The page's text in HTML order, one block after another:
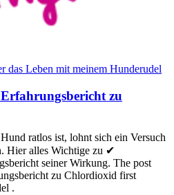
das Leben mit meinem Hunderudel
zu
ratlos ist, lohnt sich ein Versuch
Hier alles Wichtige zu ✔
seiner Wirkung. The post
zu Chlordioxid first
.